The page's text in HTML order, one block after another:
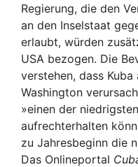
Regierung, die den
an den Inselstaat
erlaubt, würden
USA bezogen. Die
verstehen, dass
Washington
»einen der
aufrechterhalten
zu Jahresbeginn die
Das Onlineportal